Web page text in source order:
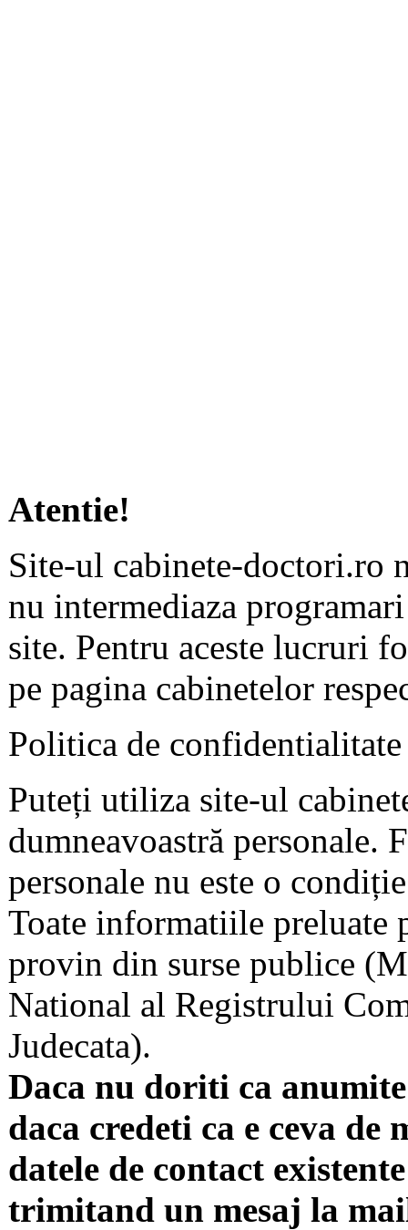
Atentie!
Site-ul cabinete-doctori.ro
nu intermediaza
site. Pentru aceste lucruri
pe pagina cabinetelor
Politica de confidentialitate
Puteți utiliza site-ul
dumneavoastră personale.
personale nu este o
Toate informatiile preluate
provin din surse publice
National al Registrului
Judecata).
Daca nu doriti ca
daca credeti ca e ceva
datele de contact
trimitand un mesaj la